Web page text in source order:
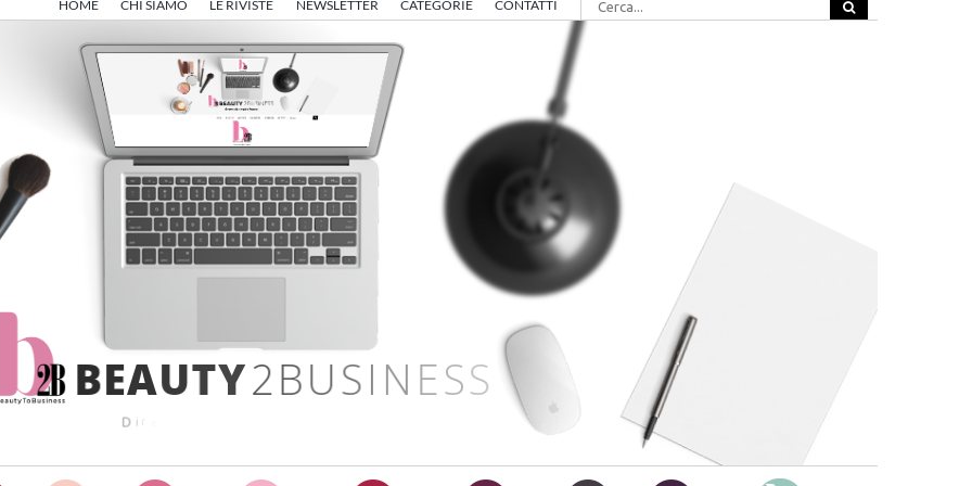
HOME CHI SIAMO LE RIVISTE NEWSLETTER CATEGORIE CONTATTI
per:
BEAUTY2BUSIN ESS
D i